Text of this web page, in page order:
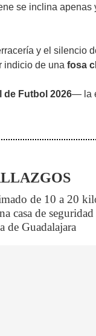
se inclina
y el silencio
indicio de una fosa
de Futbol 2026— la